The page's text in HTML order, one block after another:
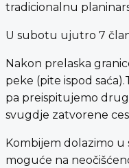
tradicionalnu
U subotu ujutro 7
Nakon prelaska
peke (pite ispod
pa preispitujemo
svugdje zatvorene
Kombijem dolazimo u
moguće na